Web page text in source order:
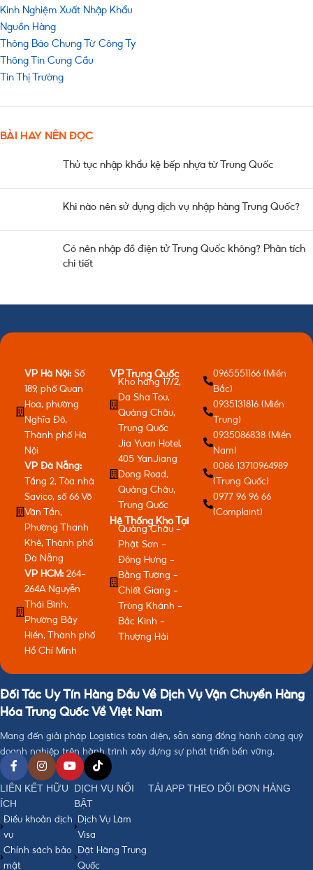
Kinh Nghiệm Xuất Nhập Khẩu
Nguồn Hàng
Thông Báo Chung Từ Công Ty
Thông Tin Cung Cầu
Tin Thị Trường
BÀI HAY NÊN ĐỌC
Thủ tục nhập khẩu kệ bếp nhựa từ Trung Quốc
Khi nào nên sử dụng dịch vụ nhập hàng Trung Quốc?
Có nên nhập đồ điện tử Trung Quốc không? Phân tích
chi tiết
VP Hà Nội: Số
189, phố Quan
Hoa, phường
Nghĩa Đô,
Thành phố Hà
Nội
VP Đà Nẵng:
Tầng 2, Tòa nhà
Savico, số 66 Võ
Văn Tần,
Phường Thanh
Khê, Thành phố
Đà Nẵng
VP HCM: 264-
264A Nguyễn
Thái Bình,
Phường Bảy
Hiền, Thành phố
Hồ Chí Minh
VP Trung Quốc
Kho hàng 17/2,
Da Sha Tou,
Quảng Châu,
Trung Quốc
Jia Yuan Hotel,
405 YanJiang
Dong Road,
Quảng Châu,
Trung Quốc
Hệ Thống Kho Tại
Quảng Châu -
Phật Sơn -
Đông Hưng -
Bằng Tường -
Chiết Giang -
Trùng Khánh -
Bắc Kinh -
Thượng Hải
0965551166 (Miền
Bắc)
0935131816 (Miền
Trung)
0935086838 (Miền
Nam)
0086 13710964989
(Trung Quốc)
0977 96 96 66
(Complaint)
Đối Tác Uy Tín Hàng Đầu Về Dịch Vụ Vận Chuyển Hàng
Hóa Trung Quốc Về Việt Nam
Mang đến giải pháp Logistics toàn diện, sẵn sàng đồng hành cùng quý
doanh nghiệp trên hành trình xây dựng sự phát triển bền vững.
LIÊN KẾT HỮU
ÍCH
Điều khoản dịch
vụ
Chính sách bảo
mật
DỊCH VỤ NỔI
BẬT
Dịch Vụ Làm
Visa
Đặt Hàng Trung
Quốc
TẢI APP THEO DÕI ĐƠN HÀNG